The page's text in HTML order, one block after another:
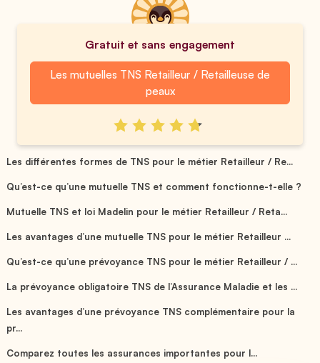
Gratuit et sans engagement
Les mutuelles TNS Retailleur / Retailleuse de
peaux
Les différentes formes de TNS pour le métier Retailleur / Re...
Qu’est-ce qu’une mutuelle TNS et comment fonctionne-t-elle ?
Mutuelle TNS et loi Madelin pour le métier Retailleur / Reta...
Les avantages d’une mutuelle TNS pour le métier Retailleur ...
Qu’est-ce qu’une prévoyance TNS pour le métier Retailleur / ...
La prévoyance obligatoire TNS de l’Assurance Maladie et les ...
Les avantages d’une prévoyance TNS complémentaire pour la
pr...
Comparez toutes les assurances importantes pour l...